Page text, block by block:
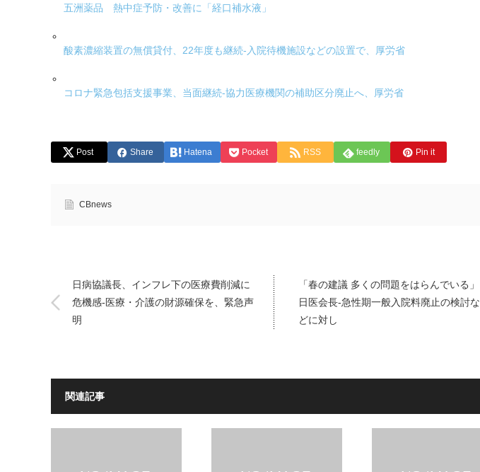
五洲薬品 熱中症予防・改善に「経口補水液」
酸素濃縮装置の無償貸付、22年度も継続-入院待機施設などの設置で、厚労省
コロナ緊急包括支援事業、当面継続-協力医療機関の補助区分廃止へ、厚労省
Post Share Hatena Pocket RSS feedly Pin it
CBnews
日病協議長、インフレ下の医療費削減に
危機感-医療・介護の財源確保を、緊急声
明
「春の建議 多くの問題をはらんでいる」
日医会長-急性期一般入院料廃止の検討な
どに対し
関連記事